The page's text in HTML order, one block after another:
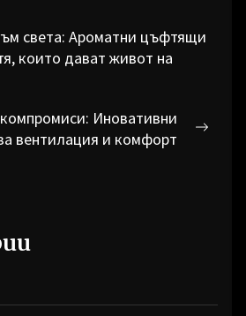
света: Ароматни цъфтящи
които дават живот на
Иновативни
вентилация и комфорт